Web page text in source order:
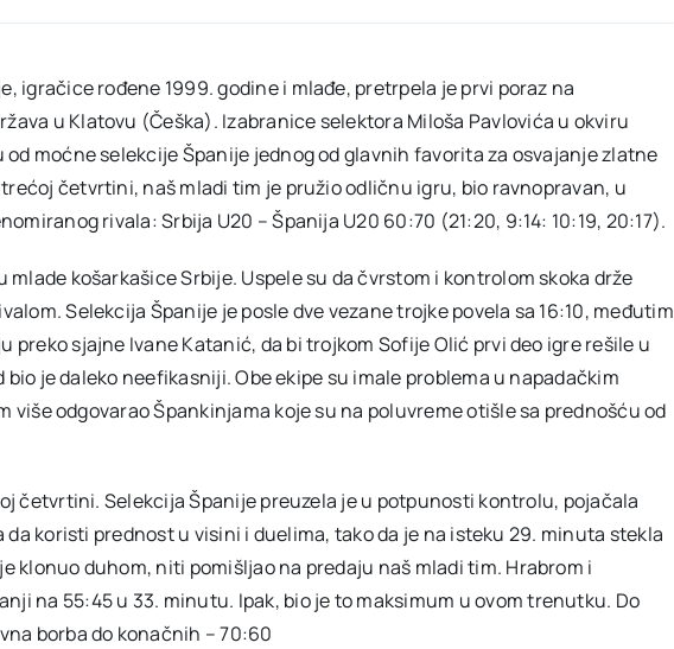
igračice rođene 1999. godine i mlađe, pretrpela je prvi poraz na
u Klatovu (Češka). Izabranice selektora Miloša Pavlovića u okviru
od moćne selekcije Španije jednog od glavnih favorita za osvajanje zlatne
četvrtini, naš mladi tim je pružio odličnu igru, bio ravnopravan, u
rivala: Srbija U20 – Španija U20 60:70 (21:20, 9:14: 10:19, 20:17).
košarkašice Srbije. Uspele su da čvrstom i kontrolom skoka drže
Selekcija Španije je posle dve vezane trojke povela sa 16:10, međutim
preko sjajne Ivane Katanić, da bi trojkom Sofije Olić prvi deo igre rešile u
je daleko neefikasniji. Obe ekipe su imale problema u napadačkim
više odgovarao Špankinjama koje su na poluvreme otišle sa prednošću od
četvrtini. Selekcija Španije preuzela je u potpunosti kontrolu, pojačala
koristi prednost u visini i duelima, tako da je na isteku 29. minuta stekla
klonuo duhom, niti pomišljao na predaju naš mladi tim. Hrabrom i
na 55:45 u 33. minutu. Ipak, bio je to maksimum u ovom trenutku. Do
borba do konačnih – 70:60